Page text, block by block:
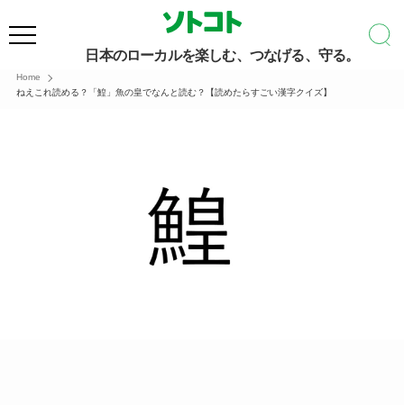
日本のローカルを楽しむ、つなげる、守る。
Home
ねえこれ読める？「鰉」魚の皇でなんと読む？【読めたらすごい漢字クイズ】